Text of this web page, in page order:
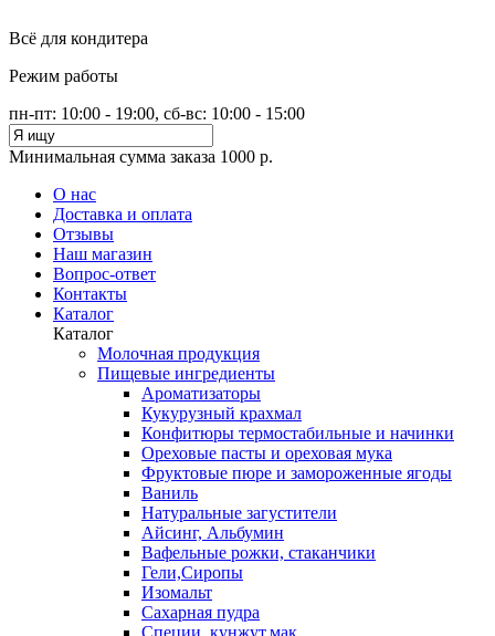
Всё для кондитера
Режим работы
пн-пт: 10:00 - 19:00, сб-вс: 10:00 - 15:00
Минимальная сумма заказа 1000 р.
О нас
Доставка и оплата
Отзывы
Наш магазин
Вопрос-ответ
Контакты
Каталог
Каталог
Молочная продукция
Пищевые ингредиенты
Ароматизаторы
Кукурузный крахмал
Конфитюры термостабильные и начинки
Ореховые пасты и ореховая мука
Фруктовые пюре и замороженные ягоды
Ваниль
Натуральные загустители
Айсинг, Альбумин
Вафельные рожки, стаканчики
Гели,Сиропы
Изомальт
Сахарная пудра
Специи, кунжут,мак